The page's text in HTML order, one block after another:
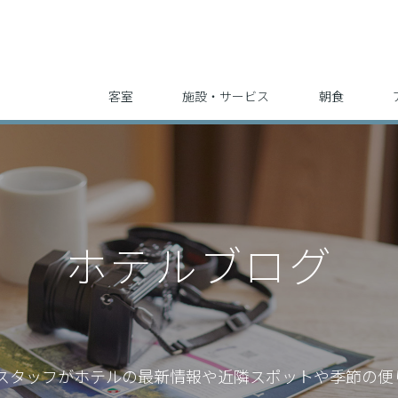
客室 施設・サービス 朝食
ホテルブログ
タッフがホテルの最新情報や近隣スポットや季節の